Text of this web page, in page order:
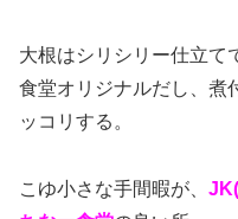
大根はシリシリー仕立て
食堂オリジナルだし、煮
ッコリする。
こゆ小さな手間暇が、